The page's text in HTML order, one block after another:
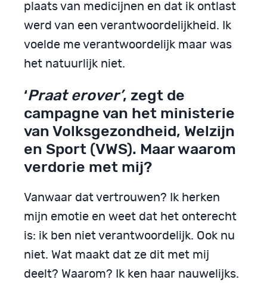
plaats van medicijnen en dat ik ontlast
werd van een verantwoordelijkheid. Ik
voelde me verantwoordelijk maar was
het natuurlijk niet.
‘Praat erover’, zegt de
campagne van het ministerie
van Volksgezondheid, Welzijn
en Sport (VWS). Maar waarom
verdorie met mij?
Vanwaar dat vertrouwen? Ik herken
mijn emotie en weet dat het onterecht
is: ik ben niet verantwoordelijk. Ook nu
niet. Wat maakt dat ze dit met mij
deelt? Waarom? Ik ken haar nauwelijks.